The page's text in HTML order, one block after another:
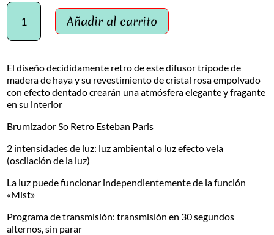
Brumizador
Esteban
Paris
cantidad
Añadir al carrito
El diseño decididamente retro de este difusor trípode de
madera de haya y su revestimiento de cristal rosa empolvado
con efecto dentado crearán una atmósfera elegante y fragante
en su interior
Brumizador So Retro Esteban Paris
2 intensidades de luz: luz ambiental o luz efecto vela
(oscilación de la luz)
La luz puede funcionar independientemente de la función
«Mist»
Programa de transmisión: transmisión en 30 segundos
alternos, sin parar